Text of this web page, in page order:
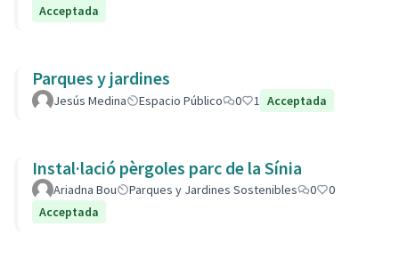
Acceptada
Parques y jardines
Jesús Medina Espacio Público 0 1 Acceptada
Instal·lació pèrgoles parc de la Sínia
Ariadna Bou Parques y Jardines Sostenibles 0
0
Acceptada